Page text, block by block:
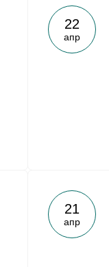
22
апр
21
апр